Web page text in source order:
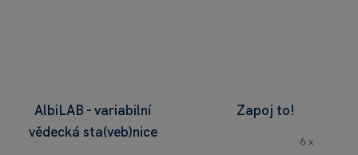
AlbiLAB - variabilní
vědecká sta(veb)nice
Zapoj to!
6 x